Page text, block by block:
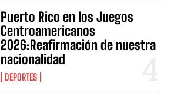
Puerto Rico en los Juegos
Centroamericanos
2026:Reafirmación de nuestra
nacionalidad
DEPORTES